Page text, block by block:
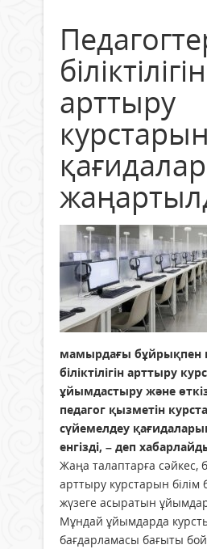
біліктілігін
арттыру
мамырдағы бұйрықпен
біліктілігін арттыру
ұйымдастыру және
педагог қызметін
сүйемелдеу
енгізді, – деп
Жаңа талаптарға сәйкес,
арттыру курстарын білім
жүзеге асыратын ұйымдар
Мұндай ұйымдарда
бағдарламасы бағыты